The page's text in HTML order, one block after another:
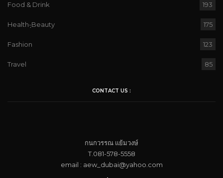
Food & Drink 193
Health-ฺBeauty 175
Fashion 123
Travel 85
CONTACT US :
กนกวรรณ​ แย้ม​วงษ์
T.081-578-5558
email : aew_dubai@yahoo.com​